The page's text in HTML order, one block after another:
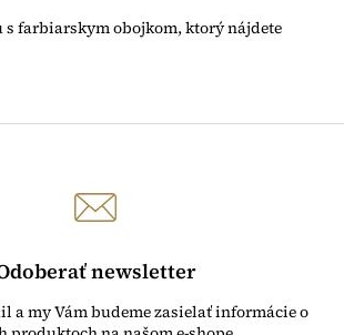
s farbiarskym obojkom, ktorý nájdete
newsletter
a my Vám budeme zasielať informácie o